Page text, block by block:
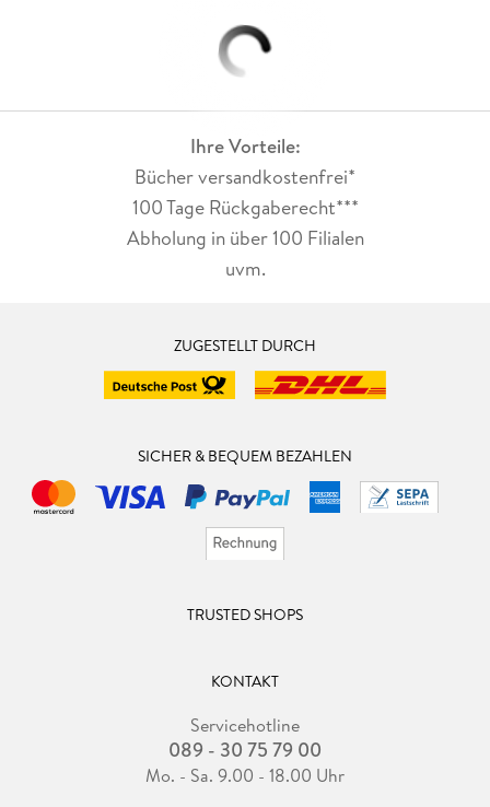
Ihre Vorteile:
Bücher versandkostenfrei*
100 Tage Rückgaberecht***
Abholung in über 100 Filialen
uvm.
ZUGESTELLT DURCH
SICHER & BEQUEM BEZAHLEN
TRUSTED SHOPS
KONTAKT
Servicehotline
089 - 30 75 79 00
Mo. - Sa. 9.00 - 18.00 Uhr